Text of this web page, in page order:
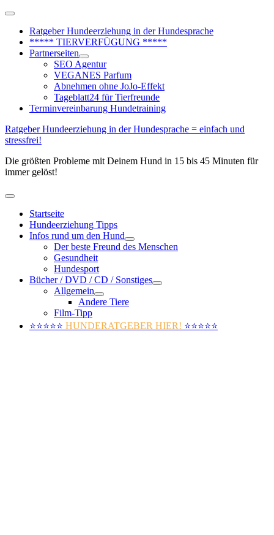
Zum
springen
Above
HeaderRatgeber Hundeerziehung in der Hundesprache
***** TIERVERFÜGUNG *****
Partnerseiten
SEO Agentur
VEGANES Parfum
Abnehmen ohne JoJo-Effekt
Tageblatt24 für Tierfreunde
Terminvereinbarung Hundetraining
Ratgeber Hundeerziehung in der Hundesprache = einfach und
stressfrei!
Die größten Probleme mit Deinem Hund in 15 bis 45 Minuten für
immer gelöst!
Hauptmenü
Startseite
Hundeerziehung Tipps
Infos rund um den Hund
Der beste Freund des Menschen
Gesundheit
Hundesport
Bücher / DVD / CD / Sonstiges
Allgemein
Andere Tiere
Film-Tipp
⭐⭐⭐⭐⭐ HUNDERATGEBER HIER! ⭐⭐⭐⭐⭐